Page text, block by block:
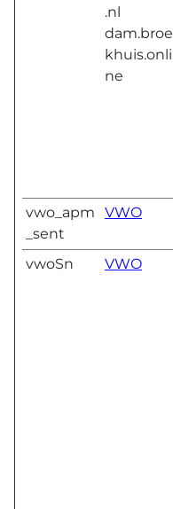
.nl
dam.broe
khuis.onli
ne
vwo_apm
_sent
VWO
vwoSn
VWO